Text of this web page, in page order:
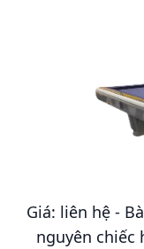
Giá: liên hệ -
nguyên chiếc